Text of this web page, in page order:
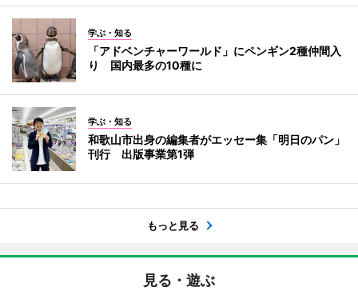
学ぶ・知る
「アドベンチャーワールド」にペンギン2種仲間入
り 国内最多の10種に
学ぶ・知る
和歌山市出身の編集者がエッセー集「明日のパン」
刊行 出版事業第1弾
もっと見る
見る・遊ぶ